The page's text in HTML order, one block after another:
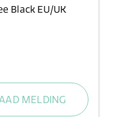
Black EU/UK
MELDING